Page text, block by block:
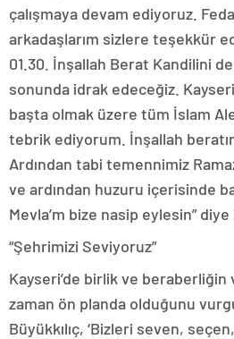
çalışmaya devam ediyoruz.
arkadaşlarım sizlere teşekkür
01.30. İnşallah Berat Kandilini
sonunda idrak edeceğiz.
başta olmak üzere tüm İslam
tebrik ediyorum. İnşallah
Ardından tabi temennimiz
ve ardından huzuru içerisinde
Mevla’m bize nasip eylesin”
“Şehrimizi Seviyoruz”
Kayseri’de birlik ve beraberliğin
zaman ön planda olduğunu
Büyükkılıç, ‘Bizleri seven,